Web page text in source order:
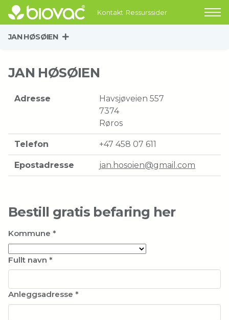
Kontakt Ressurssider
JAN HØSØIEN
JAN HØSØIEN
Adresse
Havsjøveien 557
7374
Røros
Telefon +47 458 07 611
Epostadresse jan.hosoien@gmail.com
Bestill gratis befaring her
Kommune *
Fullt navn *
Anleggsadresse *